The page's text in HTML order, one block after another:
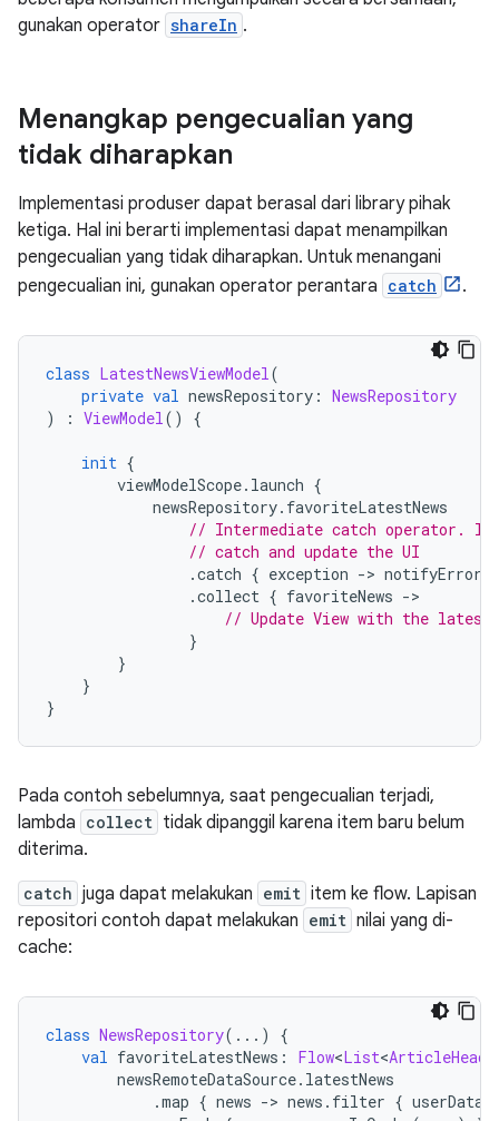
gunakan operator shareIn .
Menangkap pengecualian yang
tidak diharapkan
Implementasi produser dapat berasal dari library pihak
ketiga. Hal ini berarti implementasi dapat menampilkan
pengecualian yang tidak diharapkan. Untuk menangani
pengecualian ini, gunakan operator perantara catch .
class LatestNewsViewModel(
private val newsRepository : NewsRepository
)
: ViewModel() {
init {
viewModelScope. launch {
newsRepository. favoriteLatestNews
// Intermediate catch operator. If
// catch and update the UI
.catch { exception -> notifyError
.collect { favoriteNews ->
// Update View with the latest
}
}
}
}
Pada contoh sebelumnya, saat pengecualian terjadi,
lambda collect tidak dipanggil karena item baru belum
diterima.
catch juga dapat melakukan emit item ke flow. Lapisan
repositori contoh dapat melakukan emit nilai yang di-
cache:
class NewsRepository(...)
{
val favoriteLatestNews : Flow<List<
newsRemoteDataSource. latestNews
.map { news -> news . filter { userData